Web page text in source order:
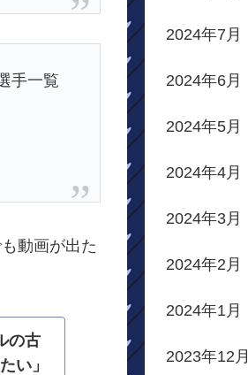
手一覧
動画が出た
の古
い」
2024年7月
2024年6月
2024年5月
2024年4月
2024年3月
2024年2月
2024年1月
2023年12月